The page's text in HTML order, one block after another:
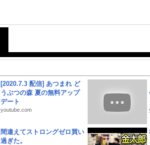
[2020.7.3 配信] あつまれ ど
うぶつの森 夏の無料アップ
デート
youtube.com
間違えてストロングゼロ買い
過ぎた。